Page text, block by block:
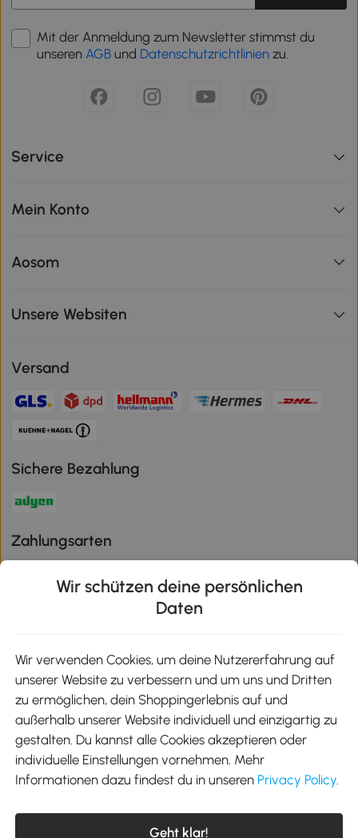
Mit der Anmeldung zum Newsletter stimmst du
unseren AGB und Datenschutzrichtlinien zu.
Service
Mein Konto
Aosom
Unsere Websiten
Versand
Sichere Bezahlung
Zahlungsarten
Aosom-App
Google Play
Tel.: +49 40 87408465
kontakt@aosom.de
Wir schützen deine persönlichen
Daten
Wir verwenden Cookies, um deine Nutzererfahrung auf
unserer Website zu verbessern und um uns und Dritten
zu ermöglichen, dein Shoppingerlebnis auf und
außerhalb unserer Website individuell und einzigartig zu
gestalten. Du kannst alle Cookies akzeptieren oder
individuelle Einstellungen vornehmen. Mehr
Informationen dazu findest du in unseren Privacy Policy.
Geht klar!